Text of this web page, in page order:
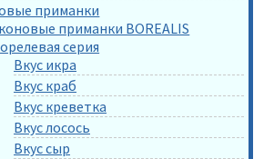
приманки
приманки BOREALIS
серия
Вкус икра
Вкус краб
Вкус креветка
Вкус лосось
Вкус сыр